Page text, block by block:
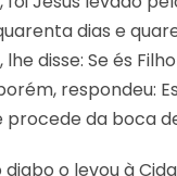
dias e
disse: Se és
respondeu:
da boca
diabo o levou à